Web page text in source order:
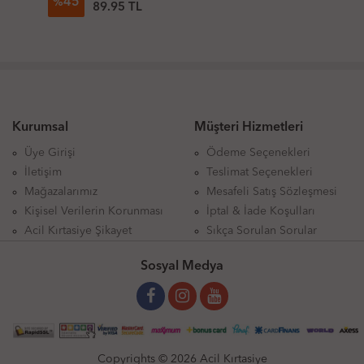
% 89.95 TL
Kurumsal
Üye Girişi
İletişim
Mağazalarımız
Kişisel Verilerin Korunması
Acil Kırtasiye Şikayet
Müşteri Hizmetleri
Ödeme Seçenekleri
Teslimat Seçenekleri
Mesafeli Satış Sözleşmesi
İptal & İade Koşulları
Sıkça Sorulan Sorular
Sosyal Medya
Copyrights © 2026 Acil Kırtasiye